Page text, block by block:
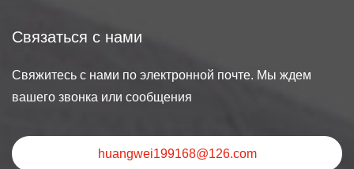
Связаться с нами
Свяжитесь с нами по электронной почте. Мы ждем
вашего звонка или сообщения
huangwei199168@126.com